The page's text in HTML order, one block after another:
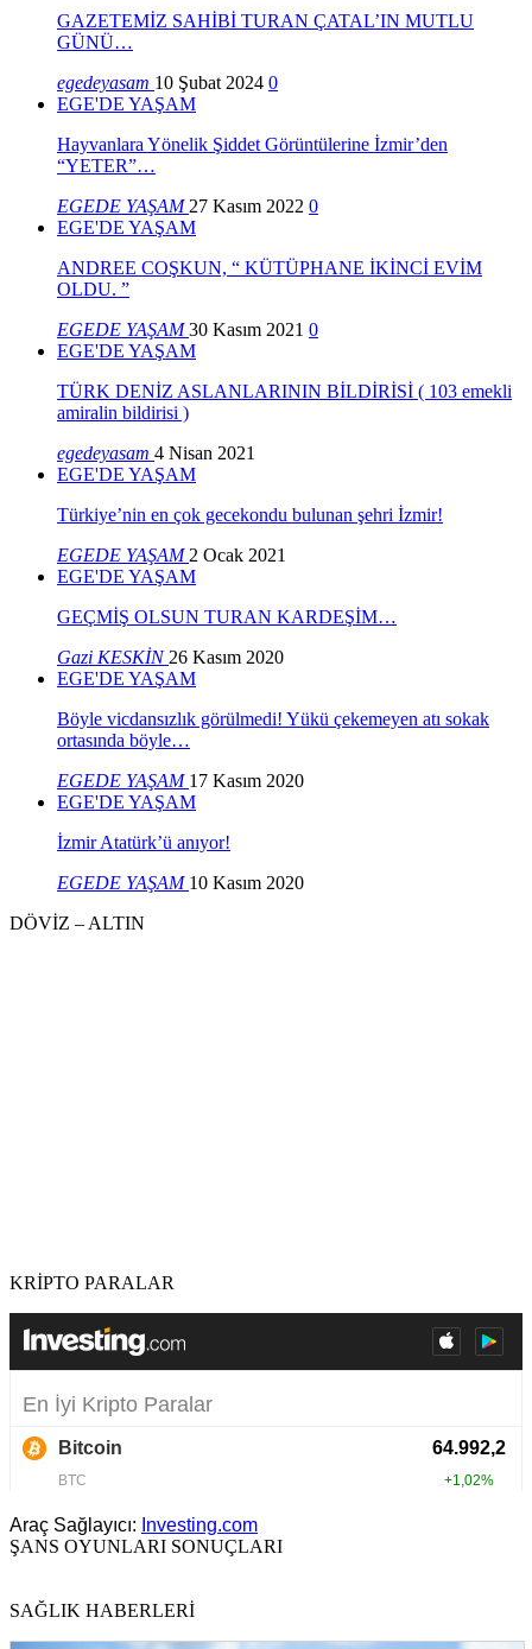
GAZETEMİZ SAHİBİ TURAN ÇATAL’IN MUTLU
GÜNÜ…
egedeyasam 10 Şubat 2024 0
EGE'DE YAŞAM
Hayvanlara Yönelik Şiddet Görüntülerine İzmir’den
“YETER”…
EGEDE YAŞAM 27 Kasım 2022 0
EGE'DE YAŞAM
ANDREE COŞKUN, “ KÜTÜPHANE İKİNCİ EVİM
OLDU. ”
EGEDE YAŞAM30 Kasım 2021 0
EGE'DE YAŞAM
TÜRK DENİZ ASLANLARININ BİLDİRİSİ ( 103 emekli
amiralin bildirisi )
egedeyasam 4 Nisan 2021
EGE'DE YAŞAM
Türkiye’nin en çok gecekondu bulunan şehri İzmir!
EGEDE YAŞAM 2 Ocak 2021
EGE'DE YAŞAM
GEÇMİŞ OLSUN TURAN KARDEŞİM…
Gazi KESKİN 26 Kasım 2020
EGE'DE YAŞAM
Böyle vicdansızlık görülmedi! Yükü çekemeyen atı sokak
ortasında böyle…
EGEDE YAŞAM 17 Kasım 2020
EGE'DE YAŞAM
İzmir Atatürk’ü anıyor!
EGEDE YAŞAM 10 Kasım 2020
DÖVİZ – ALTIN
KRİPTO PARALAR
Araç Sağlayıcı: Investing.com
ŞANS OYUNLARI SONUÇLARI
SAĞLIK HABERLERİ